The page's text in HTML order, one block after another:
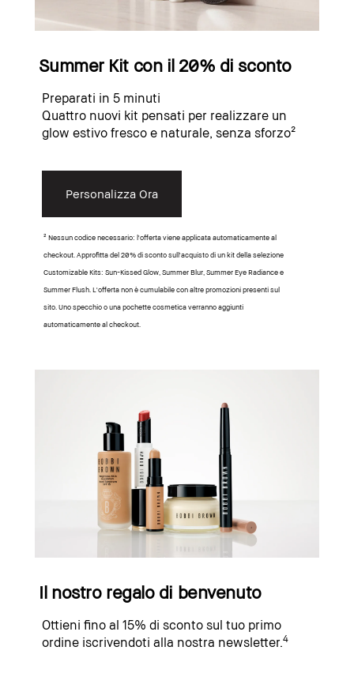
Summer Kit con il 20% di sconto
Preparati in 5 minuti
Quattro nuovi kit pensati per realizzare un
glow estivo fresco e naturale, senza sforzo²
Personalizza Ora
² Nessun codice necessario: l'offerta viene applicata automaticamente al
checkout. Approfitta del 20% di sconto sull'acquisto di un kit della selezione
Customizable Kits: Sun-Kissed Glow, Summer Blur, Summer Eye Radiance e
Summer Flush. L'offerta non è cumulabile con altre promozioni presenti sul
sito. Uno specchio o una pochette cosmetica verranno aggiunti
automaticamente al checkout.
Il nostro regalo di benvenuto
Ottieni fino al 15% di sconto sul tuo primo
ordine iscrivendoti alla nostra newsletter.4